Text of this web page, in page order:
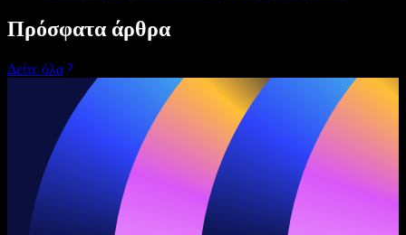
Πρόσφατα άρθρα
Δείτε όλα